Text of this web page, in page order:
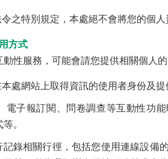
之特別規定，本處絕不會將您的個人
方式
性服務，可能會請您提供相關個人
處網站上取得資訊的使用者身份及提
電子報訂閱、問卷調查等互動性功
。
錄相關行徑，包括您使用連線設備